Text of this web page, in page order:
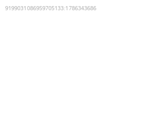
9199031086959705133:1786343686